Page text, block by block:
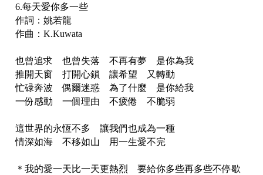
6.每天愛你多一些
作詞：姚若龍
作曲：K.Kuwata
也曾追求 也曾失落 不再有夢 是你為我
推開天窗 打開心鎖 讓希望 又轉動
忙碌奔波 偶爾迷惑 為了什麼 是你給我
一份感動 一個理由 不疲倦 不脆弱
這世界的永恆不多 讓我們也成為一種
情深如海 不移如山 用一生愛不完
＊我的愛一天比一天更熱烈 要給你多些再多些不停歇